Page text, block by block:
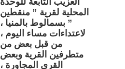
المحلية لقرية ” منقطين
” بسمالوط بالمنيا ،
لاعتداءات مساء اليوم ،
من قبل بعض من
متطرفين القرية وبعض
القرى المجاورة ،